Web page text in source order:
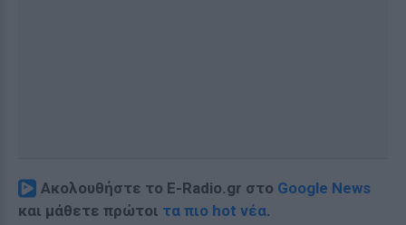
Ακολουθήστε το E-Radio.gr στο Google News
και μάθετε πρώτοι τα πιο hot νέα.